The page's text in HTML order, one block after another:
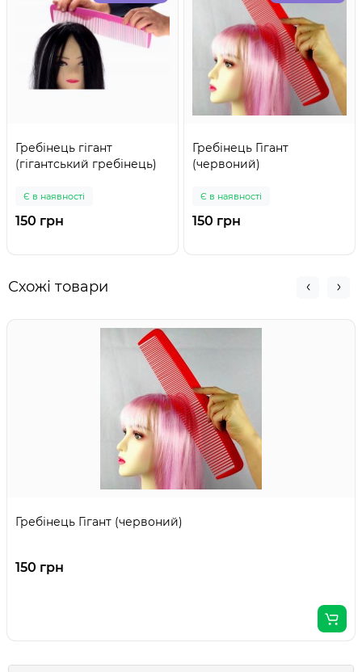
Гребінець гігант
(гігантський гребінець)
Є в наявності
150 грн
Гребінець Гігант
(червоний)
Є в наявності
150 грн
Схожі товари
Гребінець Гігант (червоний)
150 грн